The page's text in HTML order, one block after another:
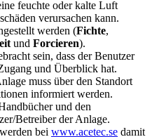
feuchte oder kalte Luft
verursachen kann.
werden (Fichte,
und Forcieren).
sein, dass der Benutzer
und Überblick hat.
muss über den Standort
informiert werden.
und den
Betreiber der Anlage.
bei www.acetec.se damit